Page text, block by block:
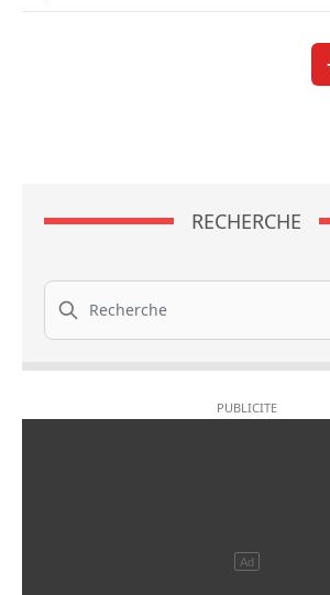
RECHERCHE
Recherche